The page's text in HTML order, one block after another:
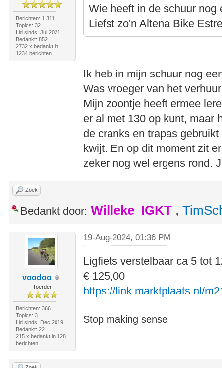
Berichten: 1.311
Topics: 32
Lid sinds: Jul 2021
Bedankt: 852
2732 x bedankt in
1234 berichten
Wie heeft in de schuur
Liefst zo'n Altena Bike
Ik heb in mijn schuur nog
Was vroeger van het
Mijn zoontje heeft ermee
er al met 130 op kunt, maar
de cranks en trapas
kwijt. En op dit moment zit
zeker nog wel ergens rond.
Zoek
Bedankt door: Willeke_IGKT ,
voodoo
Toerder
Berichten: 366
Topics: 3
Lid sinds: Dec 2019
Bedankt: 22
215 x bedankt in 128
berichten
19-Aug-2024, 01:36 PM
Ligfiets verstelbaar ca 5 tot
€ 125,00
https://link.marktplaats.nl/
Stop making sense